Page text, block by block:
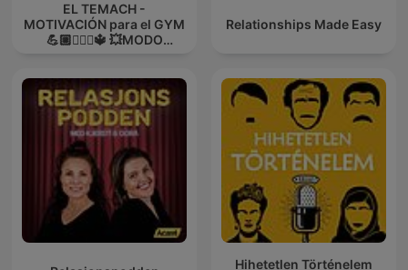
EL TEMACH -
MOTIVACIÓN para el GYM
💪🏼🏋🏻‍♀🔱 💥MODO
Relationships Made Easy
Hihetetlen Történelem